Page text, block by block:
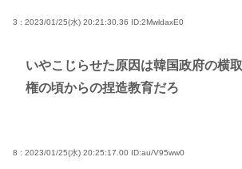
3 : 2023/01/25(水) 20:21:30.36 ID:2MwldaxE0
いやこじらせた原因は韓国政府の横
権の頃からの捏造教育だろ
8 : 2023/01/25(水) 20:25:17.00 ID:au/V95ww0